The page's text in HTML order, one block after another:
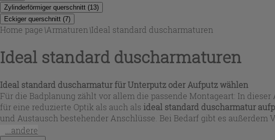
Zylinderförmiger querschnitt (13)
Eckiger querschnitt (7)
Home page\Armaturen \Ideal standard duscharmaturen
Ideal standard duscharmaturen
Ideal standard duscharmatur für Unterputz oder Aufputz wählen
Für die Badplanung zählt vor allem die passende Montageart: In dieser
für eine reduzierte Optik als auch als ideal standard duscharmatur
und Austausch bestehender Anschlüsse. Bei Bedarf gibt es
Auslässe genutzt werden sollen.
...andere